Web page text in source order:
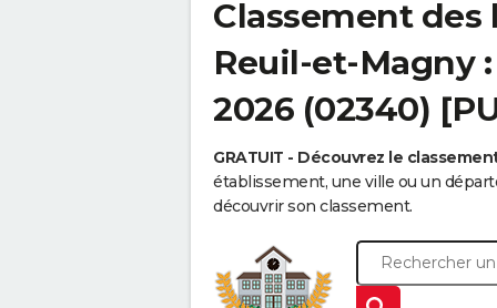
Classement des
Reuil-et-Magny
2026 (02340)
GRATUIT - Découvrez le
établissement, une ville ou un
découvrir son classement.